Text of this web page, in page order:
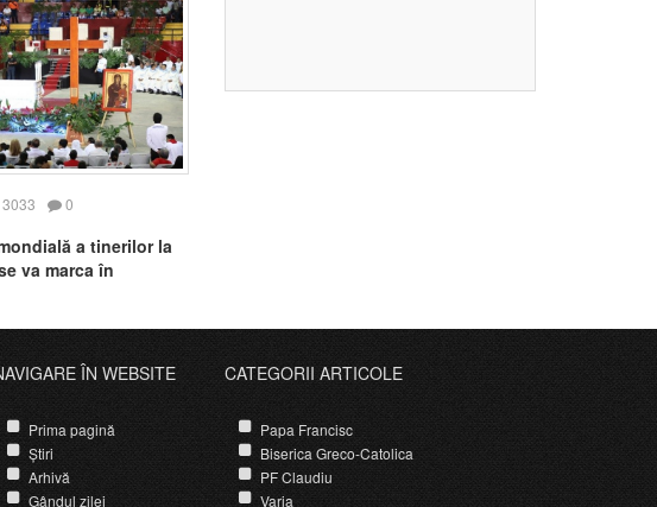
3033 0
a tinerilor la
va marca în
ÎN WEBSITE
Prima pagină
Știri
Arhivă
Gândul zilei
CATEGORII ARTICOLE
Papa Francisc
Biserica Greco-Catolica
PF Claudiu
Varia